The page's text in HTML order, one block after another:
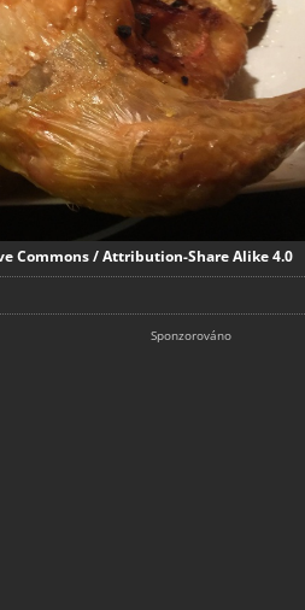
Commons / Attribution-Share Alike 4.0